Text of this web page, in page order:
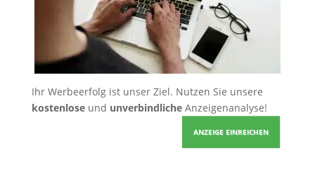
Ihr Werbeerfolg ist unser Ziel. Nutzen Sie unsere
kostenloseund unverbindlicheAnzeigenanalyse!
ANZEIGE EINREICHEN